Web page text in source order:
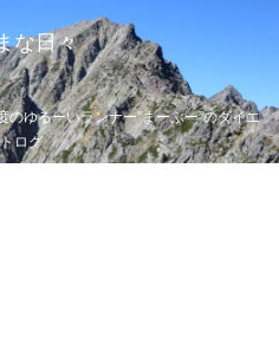
な日々
ゆるーいランナー”まーぶー”のダイエ
ログ